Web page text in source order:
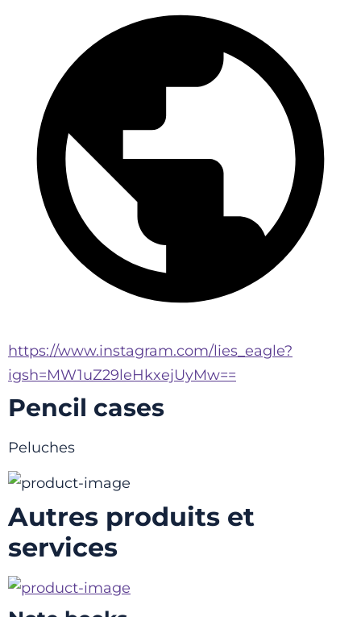
https://www.instagram.com/lies_eagle?
igsh=MW1uZ29leHkxejUyMw==
Pencil cases
Peluches
Autres produits et
services